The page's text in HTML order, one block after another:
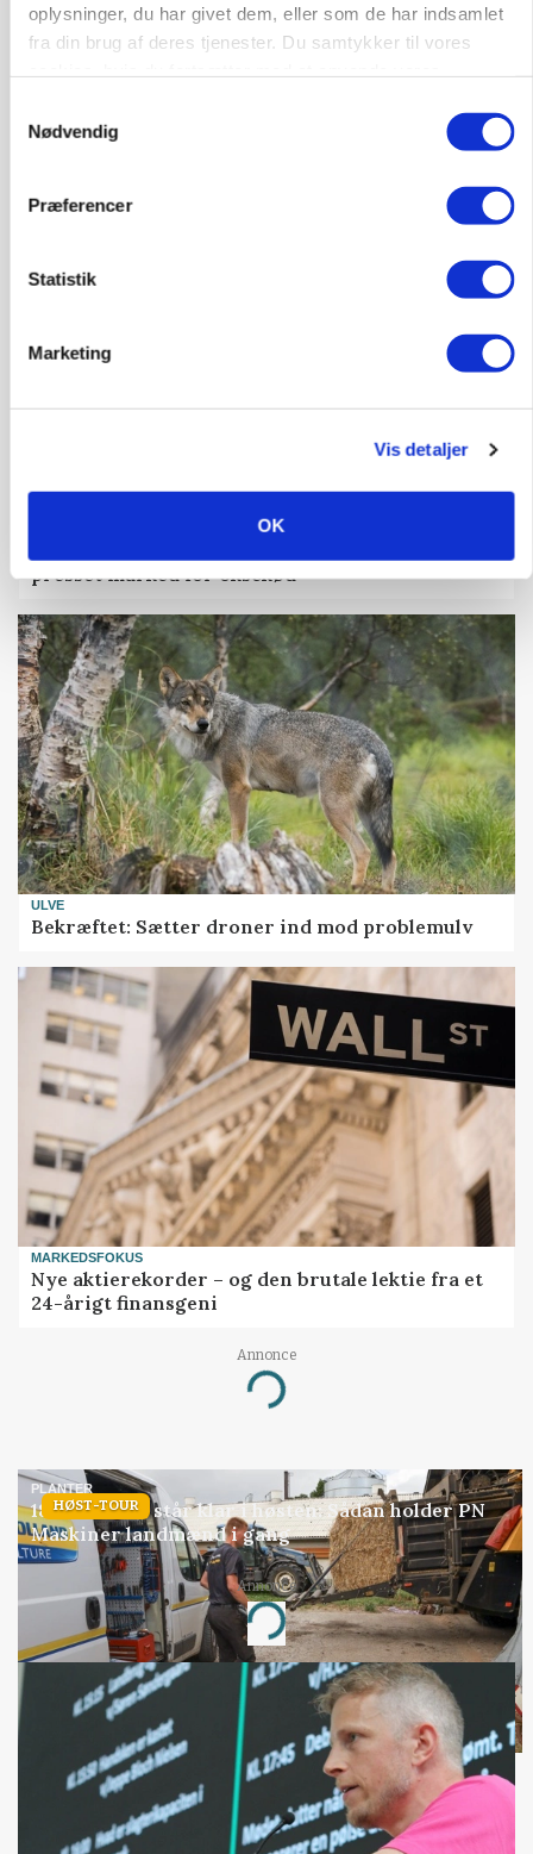
oplysninger, du har givet dem, eller som de har indsamlet
fra din brug af deres tjenester. Du samtykker til vores
Nødvendig
Præferencer
Statistik
Marketing
Vis detaljer
OK
Annonce
presset marked for oksekød
ULVE
Bekræftet: Sætter droner ind mod problemulv
MARKEDSFOKUS
Nye aktierekorder – og den brutale lektie fra et
24-årigt finansgeni
Annonce
Loading...
HØST-TOUR
PLANTER
18 montører står klar i høsten: Sådan holder PN
Maskiner landmænd i gang
Annonce
Loading...